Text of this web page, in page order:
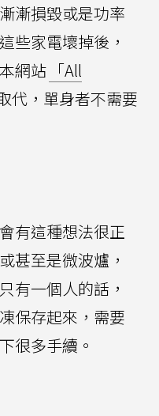
漸損毀或是功率
些家電壞掉後，
網站 「All
代，單身者不需要
有這種想法很正
甚至是微波爐，
有一個人的話，
保存起來，需要
很多手續。